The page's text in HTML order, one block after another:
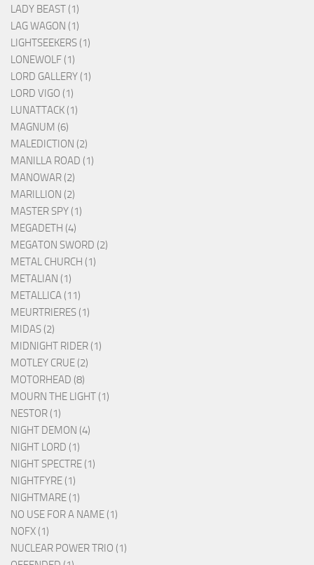
LADY BEAST (1)
LAG WAGON (1)
LIGHTSEEKERS (1)
LONEWOLF (1)
LORD GALLERY (1)
LORD VIGO (1)
LUNATTACK (1)
MAGNUM (6)
MALEDICTION (2)
MANILLA ROAD (1)
MANOWAR (2)
MARILLION (2)
MASTER SPY (1)
MEGADETH (4)
MEGATON SWORD (2)
METAL CHURCH (1)
METALIAN (1)
METALLICA (11)
MEURTRIERES (1)
MIDAS (2)
MIDNIGHT RIDER (1)
MOTLEY CRUE (2)
MOTORHEAD (8)
MOURN THE LIGHT (1)
NESTOR (1)
NIGHT DEMON (4)
NIGHT LORD (1)
NIGHT SPECTRE (1)
NIGHTFYRE (1)
NIGHTMARE (1)
NO USE FOR A NAME (1)
NOFX (1)
NUCLEAR POWER TRIO (1)